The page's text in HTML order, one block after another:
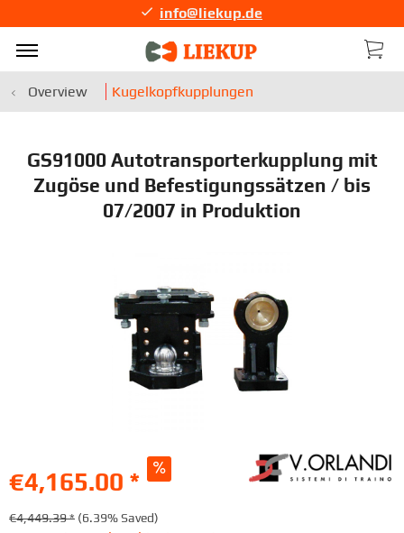
info@liekup.de
Overview Kugelkopfkupplungen
GS91000 Autotransporterkupplung mit
Zugöse und Befestigungssätzen / bis
07/2007 in Produktion
€4,165.00 *
€4,449.39 * (6.39% Saved)